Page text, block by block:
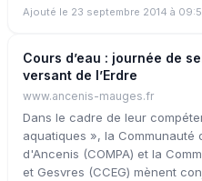
Ajouté le 23 septembre 2014 à
Cours d’eau : journée de
versant de l’Erdre
www.ancenis-mauges.fr
Dans le cadre de leur
aquatiques », la Communauté
d'Ancenis (COMPA) et la
et Gesvres (CCEG) mènent